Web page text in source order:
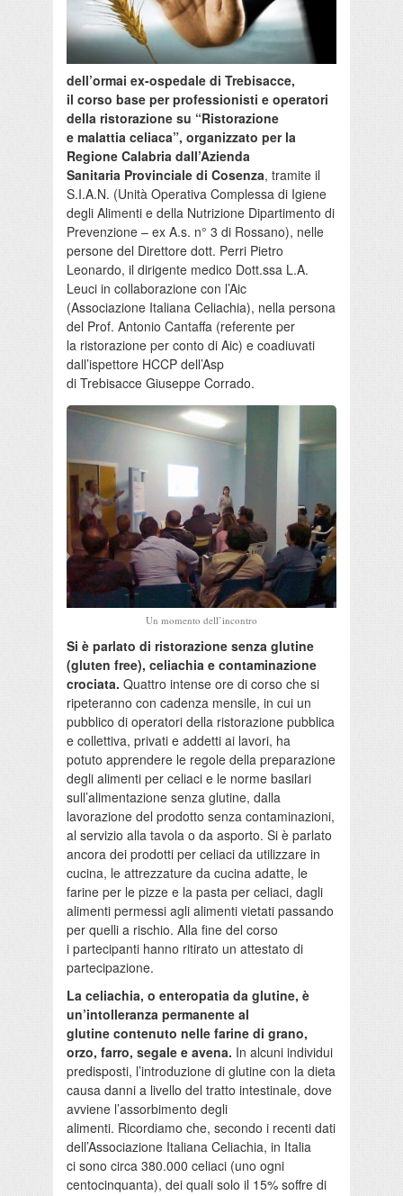
dell’ormai ex-ospedale di Trebisacce,
il corso base per professionisti e operatori
della ristorazione su “Ristorazione
e malattia celiaca”, organizzato per la
Regione Calabria dall’Azienda
Sanitaria Provinciale di Cosenza, tramite il
S.I.A.N. (Unità Operativa Complessa di Igiene
degli Alimenti e della Nutrizione Dipartimento di
Prevenzione – ex A.s. n° 3 di Rossano), nelle
persone del Direttore dott. Perri Pietro
Leonardo, il dirigente medico Dott.ssa L.A.
Leuci in collaborazione con l’Aic
(Associazione Italiana Celiachia), nella persona
del Prof. Antonio Cantaffa (referente per
la ristorazione per conto di Aic) e coadiuvati
dall’ispettore HCCP dell’Asp
di Trebisacce Giuseppe Corrado.
Un momento dell’incontro
Si è parlato di ristorazione senza glutine
(gluten free), celiachia e contaminazione
crociata. Quattro intense ore di corso che si
ripeteranno con cadenza mensile, in cui un
pubblico di operatori della ristorazione pubblica
e collettiva, privati e addetti ai lavori, ha
potuto apprendere le regole della preparazione
degli alimenti per celiaci e le norme basilari
sull’alimentazione senza glutine, dalla
lavorazione del prodotto senza contaminazioni,
al servizio alla tavola o da asporto. Si è parlato
ancora dei prodotti per celiaci da utilizzare in
cucina, le attrezzature da cucina adatte, le
farine per le pizze e la pasta per celiaci, dagli
alimenti permessi agli alimenti vietati passando
per quelli a rischio. Alla fine del corso
i partecipanti hanno ritirato un attestato di
partecipazione.
La celiachia, o enteropatia da glutine, è
un’intolleranza permanente al
glutine contenuto nelle farine di grano,
orzo, farro, segale e avena. In alcuni individui
predisposti, l’introduzione di glutine con la dieta
causa danni a livello del tratto intestinale, dove
avviene l’assorbimento degli
alimenti. Ricordiamo che, secondo i recenti dati
dell’Associazione Italiana Celiachia, in Italia
ci sono circa 380.000 celiaci (uno ogni
centocinquanta), dei quali solo il 15% soffre di